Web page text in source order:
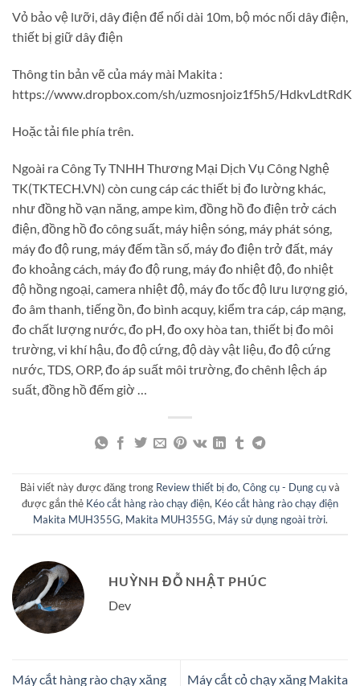
Vỏ bảo vệ lưỡi, dây điện để nối dài 10m, bộ móc nối dây điện,
thiết bị giữ dây điện
Thông tin bản vẽ của máy mài Makita :
https://www.dropbox.com/sh/uzmosnjoiz1f5h5/HdkvLdtRdK
Hoặc tải file phía trên.
Ngoài ra Công Ty TNHH Thương Mại Dịch Vụ Công Nghệ
TK(TKTECH.VN) còn cung cáp các thiết bị đo lường khác,
như đồng hồ vạn năng, ampe kìm, đồng hồ đo điện trở cách
điện, đồng hồ đo công suất, máy hiện sóng, máy phát sóng,
máy đo độ rung, máy đếm tần số, máy đo điện trở đất, máy
đo khoảng cách, máy đo độ rung, máy đo nhiệt độ, đo nhiệt
độ hồng ngoại, camera nhiệt độ, máy đo tốc độ lưu lượng gió,
đo âm thanh, tiếng ồn, đo bình acquy, kiểm tra cáp, cáp mạng,
đo chất lượng nước, đo pH, đo oxy hòa tan, thiết bị đo môi
trường, vi khí hậu, đo độ cứng, độ dày vật liệu, đo độ cứng
nước, TDS, ORP, đo áp suất môi trường, đo chênh lệch áp
suất, đồng hồ đếm giờ …
Bài viết này được đăng trong Review thiết bị đo, Công cụ - Dụng cụvà
được gắn thẻ Kéo cắt hàng rào chạy điện, Kéo cắt hàng rào chạy điện
Makita MUH355G, Makita MUH355G, Máy sử dụng ngoài trời.
HUỲNH ĐỖ NHẬT PHÚC
Dev
Máy cắt hàng rào chạy xăng Máy cắt cỏ chạy xăng Makita